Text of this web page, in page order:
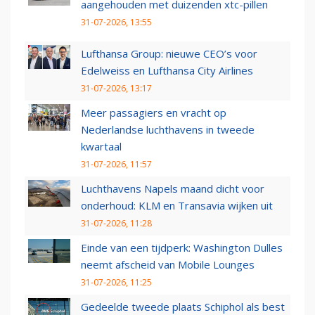
aangehouden met duizenden xtc-pillen
31-07-2026, 13:55
Lufthansa Group: nieuwe CEO’s voor
Edelweiss en Lufthansa City Airlines
31-07-2026, 13:17
Meer passagiers en vracht op
Nederlandse luchthavens in tweede
kwartaal
31-07-2026, 11:57
Luchthavens Napels maand dicht voor
onderhoud: KLM en Transavia wijken uit
31-07-2026, 11:28
Einde van een tijdperk: Washington Dulles
neemt afscheid van Mobile Lounges
31-07-2026, 11:25
Gedeelde tweede plaats Schiphol als best